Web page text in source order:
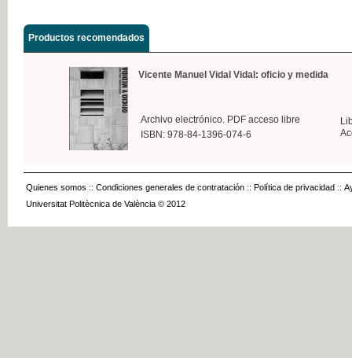
Productos recomendados
Vicente Manuel Vidal Vidal: oficio y medida
Archivo electrónico. PDF acceso libre
ISBN: 978-84-1396-074-6
Quienes somos :: Condiciones generales de contratación :: Política de privacidad ::
Universitat Politècnica de València © 2012